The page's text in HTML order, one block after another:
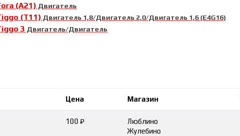
(A21) Двигатель
(T11) Двигатель 1,8/Двигатель 2,0/Двигатель 1,6 (E4G16)
3 Двигатель/Двигатель
Цена Магазин
100 ₽
Люблино
Жулебино